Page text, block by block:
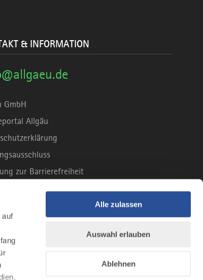
auf
Alle zulassen
Auswahl erlauben
Ablehnen
& INFORMATION
GmbH
Allgäu
zur Barrierefreiheit